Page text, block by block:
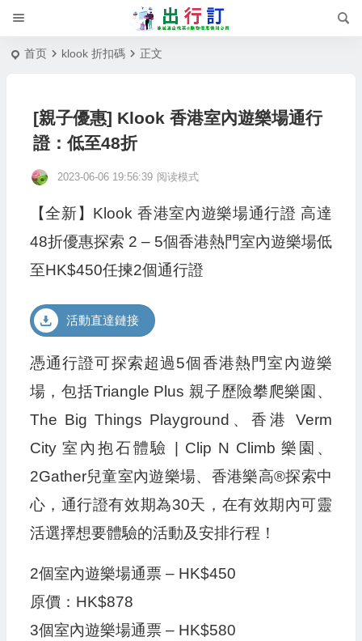
首页 klook 折扣碼 正文
[親子優惠] Klook 香港室內遊樂場通行
證：低至48折
2023-06-06 19:56:39 阅读模式
【全新】Klook 香港室內遊樂場通行證 高達
48折優惠探索 2 – 5個香港熱門室內遊樂場低
至HK$450任揀2個通行證
活動直達鏈接
憑通行證可探索超過5個香港熱門室內遊樂
場，包括Triangle Plus 親子歷險攀爬樂園、
The Big Things Playground、香港 Verm
City 室內抱石體驗 | Clip N Climb 樂園、
2Gather兒童室內遊樂場、香港樂高®探索中
心，通行證有效期為30天，在有效期內可靈
活選擇想要體驗的活動及安排行程！
2個室內遊樂場通票 – HK$450
原價：HK$878
3個室內遊樂場通票 – HK$580